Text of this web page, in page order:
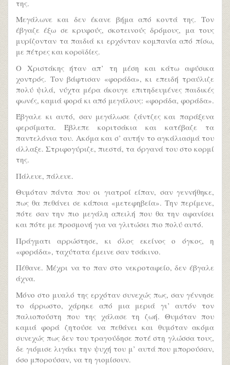
της.
Μεγάλωνε και δεν έκανε βήμα από κοντά της. Τον
έβγαζε έξω σε κρυφούς, σκοτεινούς δρόμους, μα τους
μυρίζονταν τα παιδιά κι ερχόνταν κομπανία από πίσω,
με πέτρες και κοροϊδίες.
Ο Χριστάκης ήταν απ’ τη μέση και κάτω αφύσικα
χοντρός. Τον βάφτισαν «φοράδα», κι επειδή τραύλιζε
πολύ ψιλά, νύχτα μέρα άκουγε επιτηδευμένες παιδικές
φωνές, καμιά φορά κι από μεγάλους: «φοράδα, φοράδα».
Έβγαλε κι αυτό, σαν μεγάλωσε ζάντζες και παράξενα
φερσίματα. Έβλεπε κοριτσάκια και κατέβαζε τα
παντελόνια του. Ακόμα και σ’ αυτήν το αγκάλιασμά του
άλλαξε. Στριφογύριζε, πιεστά, τα όργανά του στο κορμί
της.
Πάλευε, πάλευε.
Θυμόταν πάντα που οι γιατροί είπαν, σαν γεννήθηκε,
πως θα πεθάνει σε κάποια «μετεφηβεία». Την περίμενε,
πότε σαν την πιο μεγάλη απειλή που θα την αφανίσει
και πότε με προσμονή για να γλιτώσει πιο πολύ αυτό.
Πράγματι αρρώστησε, κι όλος εκείνος ο όγκος, η
«φοράδα», ταχύτατα έμεινε σαν τσάκινο.
Πέθανε. Μέχρι να το παν στο νεκροταφείο, δεν έβγαλε
άχνα.
Μόνο στο μυαλό της ερχόταν συνεχώς πως, σαν γέννησε
το άρρωστο, χάρηκε από μια μεριά γι’ αυτόν τον
παλιοπούστη που της χάλασε τη ζωή. Θυμόταν που
καμιά φορά ζητούσε να πεθάνει και θυμόταν ακόμα
συνεχώς πως δεν του τραγούδησε ποτέ στη γλώσσα τους,
δε γιόμισε λιγάκι την ψυχή του μ’ αυτά που μπορούσαν,
όσο μπορούσαν, να τη γιομίσουν.